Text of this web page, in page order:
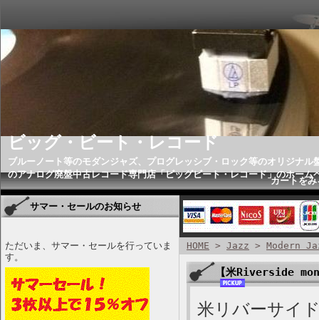
ビッグ・ビート・レコード
ブルーノート等のモダンジャズ、プログレッシブ・ロック等のオリジナル
のアナログ廃盤中古レコード専門店「ビッグビート・レコード」のホーム
カートをみ
サマー・セールのお知らせ
ただいま、サマー・セールを行っていま
す。
HOME > Jazz > Modern
【米Riverside
米リバーサイ